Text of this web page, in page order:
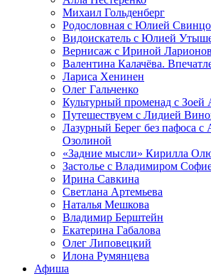
Михаил Гольденберг
Родословная с Юлией
Видоискатель с Юлией
Вернисаж с Ириной
Валентина Калачёва.
Лариса Хенинен
Олег Гальченко
Культурный променад с Зоей
Путешествуем с Лидией
Лазурный Берег без пафоса с
Озолиной
«Задние мысли» Кирилла
Застолье с Владимиром
Ирина Савкина
Светлана Артемьева
Наталья Мешкова
Владимир Берштейн
Екатерина Габалова
Олег Липовецкий
Илона Румянцева
Афиша